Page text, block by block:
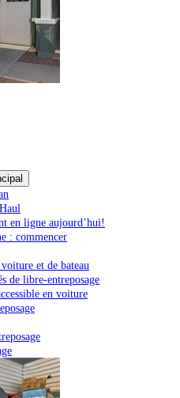
en ligne aujourd’hui!
: commencer
et de bateau
de libre-entreposage
en voiture